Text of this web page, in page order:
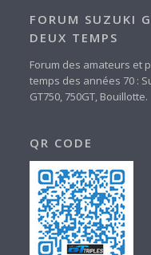
FORUM SUZUKI
DEUX TEMPS
Forum des amateurs et
temps des années 70 :
GT750, 750GT, Bouillotte.
QR CODE